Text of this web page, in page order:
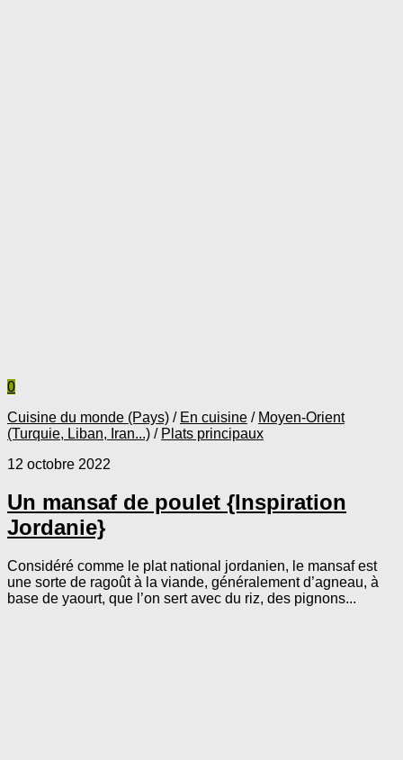
0
Cuisine du monde (Pays) / En cuisine / Moyen-Orient
(Turquie, Liban, Iran...) / Plats principaux
12 octobre 2022
Un mansaf de poulet {Inspiration
Jordanie}
Considéré comme le plat national jordanien, le mansaf est
une sorte de ragoût à la viande, généralement d’agneau, à
base de yaourt, que l’on sert avec du riz, des pignons...